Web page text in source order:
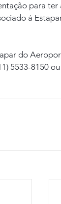
para ter
à
do
5533-8150